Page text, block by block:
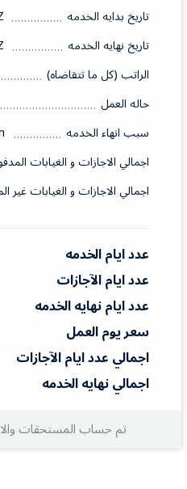
تاريخ بدايه الخدمه
تاريخ نهايه الخدمه
الراتب (كل ما تتقاضاه)
حاله العمل
سبب انهاء الخدمه
اجمالي الاجازات و الغيابات
اجمالي الاجازات و الغيابات غير
عدد ايام الخدمه
عدد ايام الآجازات
عدد ايام نهايه الخدمه
سعر يوم العمل
اجمالي عدد ايام الآجازات
اجمالي نهايه الخدمه
تم حساب المستحقات